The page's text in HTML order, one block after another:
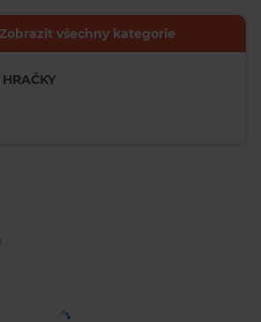
Zobrazit všechny kategorie